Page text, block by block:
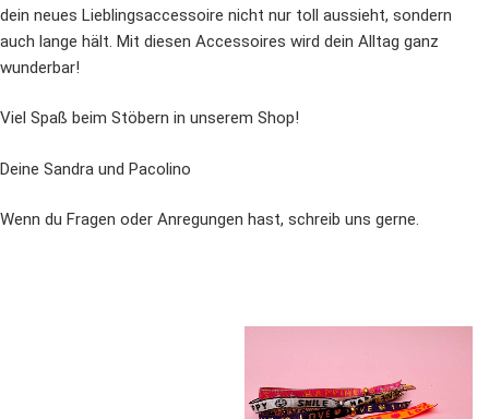
dein neues Lieblingsaccessoire nicht nur toll aussieht, sondern
auch lange hält. Mit diesen Accessoires wird dein Alltag ganz
wunderbar!
Viel Spaß beim Stöbern in unserem Shop!
Deine Sandra und Pacolino
Wenn du Fragen oder Anregungen hast, schreib uns gerne.